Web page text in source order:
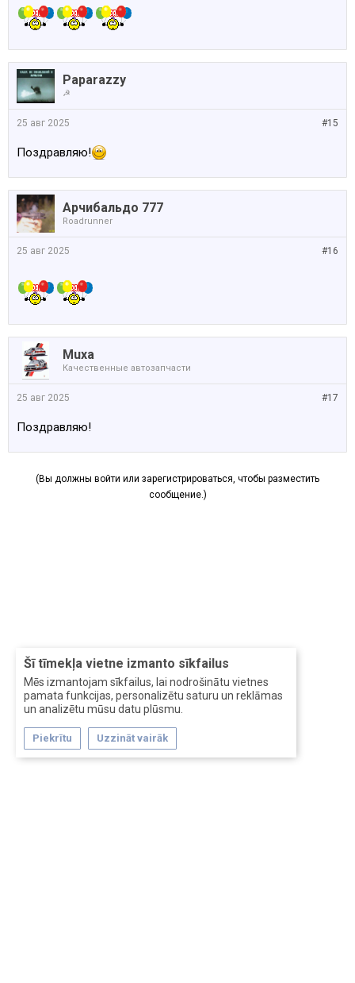
Šī tīmekļa vietne izmanto sīkfailus
Mēs izmantojam sīkfailus, lai nodrošinātu vietnes
pamata funkcijas, personalizētu saturu un reklāmas
un analizētu mūsu datu plūsmu.
Piekrītu Uzzināt vairāk
Paparazzy
☭
#15
25 авг 2025
Поздравляю!
Арчибальдо 777
Roadrunner
#16
25 авг 2025
Muxa
Качественные автозапчасти
#17
25 авг 2025
Поздравляю!
(Вы должны войти или зарегистрироваться, чтобы разместить
сообщение.)